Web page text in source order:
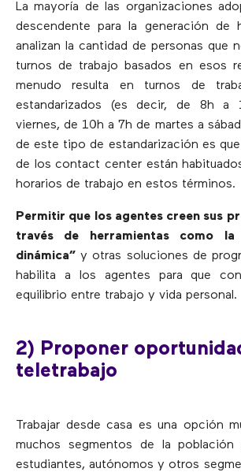
La mayoría de las organizaciones
descendente para la generación de
analizan la cantidad de personas que
turnos de trabajo basados en esos
menudo resulta en turnos de
estandarizados (es decir, de 8h a
viernes, de 10h a 7h de martes a
de este tipo de estandarización es
de los contact center están
horarios de trabajo en estos términos.
Permitir que los agentes creen sus
través de herramientas como la
dinámica” y otras soluciones de
habilita a los agentes para que
equilibrio entre trabajo y vida personal.
2) Proponer
teletrabajo
Trabajar desde casa es una opción
muchos segmentos de la población
estudiantes, autónomos y otros